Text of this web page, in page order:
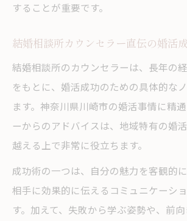
することが重要です。
結婚相談所カウンセラー直伝の婚活
結婚相談所のカウンセラーは、長年の
をもとに、婚活成功のための具体的な
ます。神奈川県川崎市の婚活事情に精
ーからのアドバイスは、地域特有の婚
越える上で非常に役立ちます。
成功術の一つは、自分の魅力を客観的
相手に効果的に伝えるコミュニケーシ
す。加えて、失敗から学ぶ姿勢や、前